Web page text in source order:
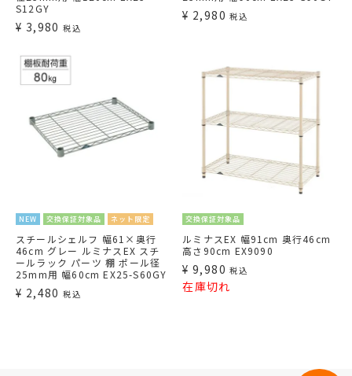
S12GY
¥ 3,980 税込
¥ 2,980 税込
NEW 交換保証対象品 ネット限定
スチールシェルフ 幅61×奥行
46cm グレー ルミナスEX スチ
ールラック パーツ 棚 ポール径
25mm用 幅60cm EX25-S60GY
¥ 2,480 税込
交換保証対象品
ルミナスEX 幅91cm 奥行46cm
高さ90cm EX9090
¥ 9,980 税込
在庫切れ